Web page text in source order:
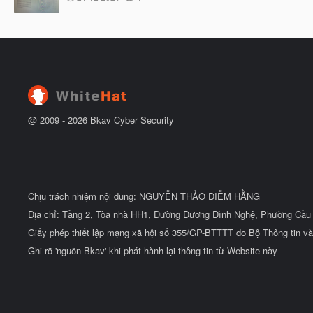
ắ
ầ
b
u
@ 2009 - 2026 Bkav Cyber Security
Chịu trách nhiệm nội dung: NGUYỄN THẢO DIỄM HẰNG
Địa chỉ: Tầng 2, Tòa nhà HH1, Đường Dương Đình Nghệ, Phường
Giấy phép thiết lập mạng xã hội số 355/GP-BTTTT do Bộ Thông tin
Ghi rõ 'nguồn Bkav' khi phát hành lại thông tin từ Website này